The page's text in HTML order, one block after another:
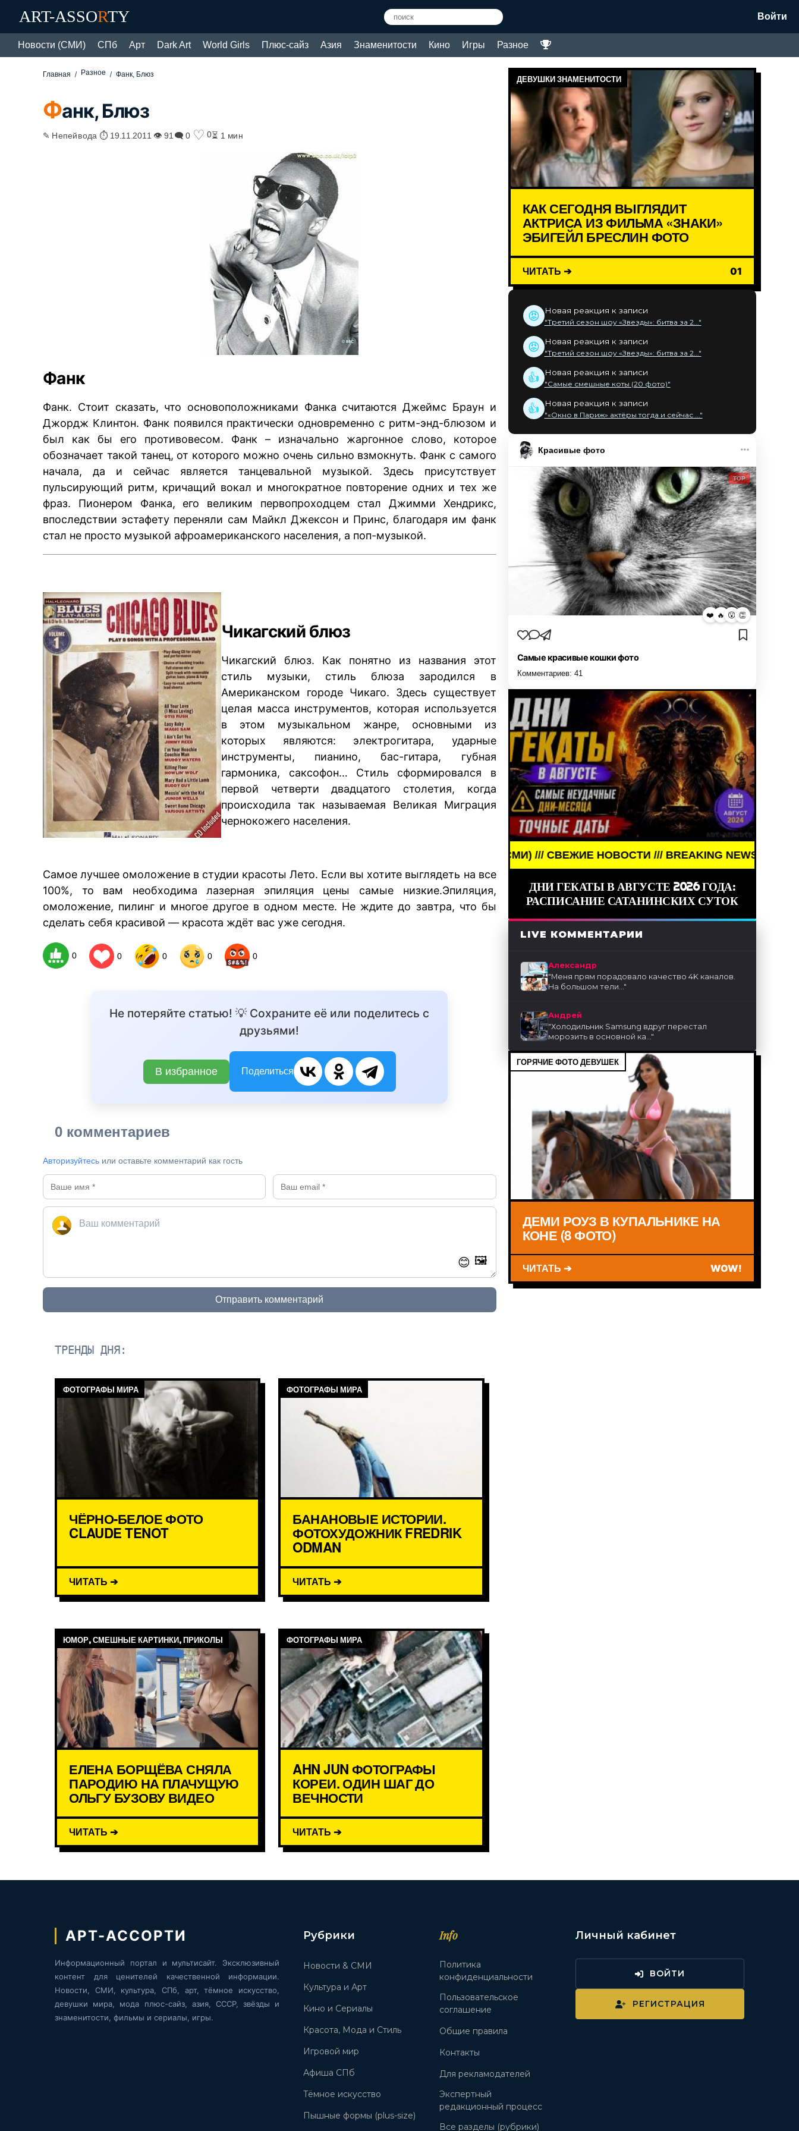
ART-ASSORTY Войти
Новости (СМИ) СПб Арт Dark Art World Girls Плюс-сайз Азия Знаменитости Кино Игры Разное
Главная Разное Фанк, Блюз
Фанк, Блюз
✎ Непейвода ⏱ 19.11.2011 👁 91 🗨 0 ♡ 0⏳ 1 мин
Фанк
Фанк. Стоит сказать, что основоположниками Фанка считаются Джеймс Браун и
Джордж Клинтон. Фанк появился практически одновременно с ритм-энд-блюзом и
был как бы его противовесом. Фанк – изначально жаргонное слово, которое
обозначает такой танец, от которого можно очень сильно взмокнуть. Фанк с самого
начала, да и сейчас является танцевальной музыкой. Здесь присутствует
пульсирующий ритм, кричащий вокал и многократное повторение одних и тех же
фраз. Пионером Фанка, его великим первопроходцем стал Джимми Хендрикс,
впоследствии эстафету переняли сам Майкл Джексон и Принс, благодаря им фанк
стал не просто музыкой афроамериканского населения, а поп-музыкой.
Чикагский блюз
Чикагский блюз. Как понятно из названия этот
стиль музыки, стиль блюза зародился в
Американском городе Чикаго. Здесь существует
целая масса инструментов, которая используется
в этом музыкальном жанре, основными из
которых являются: электрогитара, ударные
инструменты, пианино, бас-гитара, губная
гармоника, саксофон… Стиль сформировался в
первой четверти двадцатого столетия, когда
происходила так называемая Великая Миграция
чернокожего населения.
Самое лучшее омоложение в студии красоты Лето. Если вы хотите выглядеть на все
100%, то вам необходималазерная эпиляция цены самые низкие.Эпиляция,
омоложение, пилинг и многое другое в одном месте. Не ждите до завтра, что бы
сделать себя красивой — красота ждёт вас уже сегодня.
0 0 0 0 0
Не потеряйте статью! 💡 Сохраните её или поделитесь с
друзьями!
В избранное Поделиться
0 комментариев
Авторизуйтесь или оставьте комментарий как гость
😊 🖼️
Отправить комментарий
ТРЕНДЫ ДНЯ:
ФОТОГРАФЫ МИРА
ЧЁРНО-БЕЛОЕ ФОТО
CLAUDE TENOT
ЧИТАТЬ ➔
ФОТОГРАФЫ МИРА
БАНАНОВЫЕ ИСТОРИИ.
ФОТОХУДОЖНИК FREDRIK
ODMAN
ЧИТАТЬ ➔
ЮМОР, СМЕШНЫЕ КАРТИНКИ, ПРИКОЛЫ
ЕЛЕНА БОРЩЁВА СНЯЛА
ПАРОДИЮ НА ПЛАЧУЩУЮ
ОЛЬГУ БУЗОВУ ВИДЕО
ЧИТАТЬ ➔
ФОТОГРАФЫ МИРА
AHN JUN ФОТОГРАФЫ
КОРЕИ. ОДИН ШАГ ДО
ВЕЧНОСТИ
ЧИТАТЬ ➔
ДЕВУШКИ ЗНАМЕНИТОСТИ
КАК СЕГОДНЯ ВЫГЛЯДИТ
АКТРИСА ИЗ ФИЛЬМА «ЗНАКИ»
ЭБИГЕЙЛ БРЕСЛИН ФОТО
ЧИТАТЬ ➔ 01
😡 Новая реакция к записи
"Третий сезон шоу «Звезды»: битва за 2..."
😡 Новая реакция к записи
"Третий сезон шоу «Звезды»: битва за 2..."
👍 Новая реакция к записи
"Самые смешные коты (20 фото)"
👍 Новая реакция к записи
"«Окно в Париж» актёры тогда и сейчас ..."
Красивые фото
TOP
❤️ 🔥 😮 👏
Самые красивые кошки фото
Комментариев: 41
BREAKING NEWS /// НОВОСТИ (СМИ) /// СВЕЖИЕ НОВОСТИ /// BREAKING NEWS /// НОВОСТИ
ДНИ ГЕКАТЫ В АВГУСТЕ 2026 ГОДА:
РАСПИСАНИЕ САТАНИНСКИХ СУТОК
LIVE КОММЕНТАРИИ
Александр
"Меня прям порадовало качество 4K каналов.
На большом тели..."
Андрей
"Холодильник Samsung вдруг перестал
морозить в основной ка..."
ГОРЯЧИЕ ФОТО ДЕВУШЕК
ДЕМИ РОУЗ В КУПАЛЬНИКЕ НА
КОНЕ (8 ФОТО)
ЧИТАТЬ ➔ WOW!
АРТ-АССОРТИ
Информационный портал и мультисайт. Эксклюзивный
контент для ценителей качественной информации.
Новости, СМИ, культура, СПб, арт, тёмное искусство,
девушки мира, мода плюс-сайз, азия, СССР, звёзды и
знаменитости, фильмы и сериалы, игры.
Рубрики
Новости & СМИ
Культура и Арт
Кино и Сериалы
Красота, Мода и Стиль
Игровой мир
Афиша СПб
Тёмное искусство
Пышные формы (plus-size)
Info
Политика
конфиденциальности
Пользовательское
соглашение
Общие правила
Контакты
Для рекламодателей
Экспертный
редакционный процесс
Все разделы (рубрики)
Личный кабинет
ВОЙТИ
РЕГИСТРАЦИЯ